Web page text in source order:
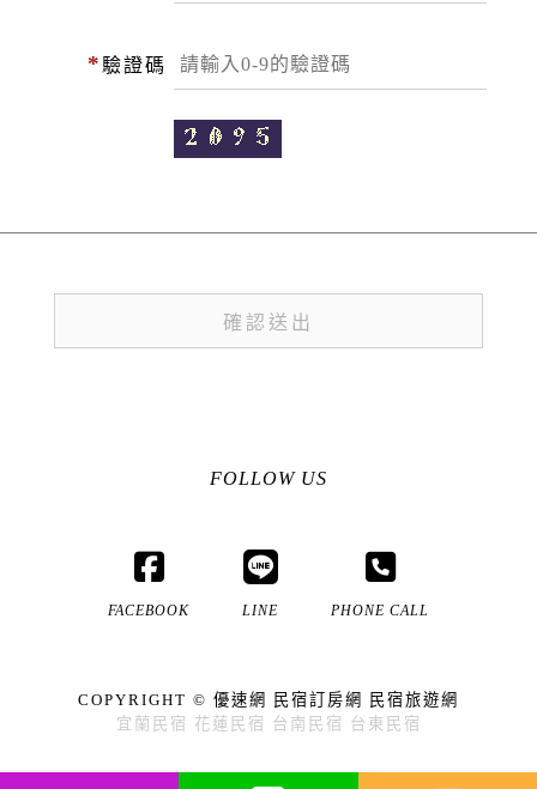
* 驗證碼
FOLLOW US
FACEBOOK LINE PHONE CALL
COPYRIGHT © 優速網 民宿訂房網
民宿旅遊網
宜蘭民宿 花蓮民宿 台南民宿 台東民宿